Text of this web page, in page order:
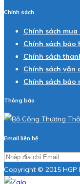
Chính sách
Chính sách mua
Chính sách bảo
Chính sách
Chính sách vận
Chính sách bảo
Thông báo
Email liên hệ
Copyright © 2015 HGP